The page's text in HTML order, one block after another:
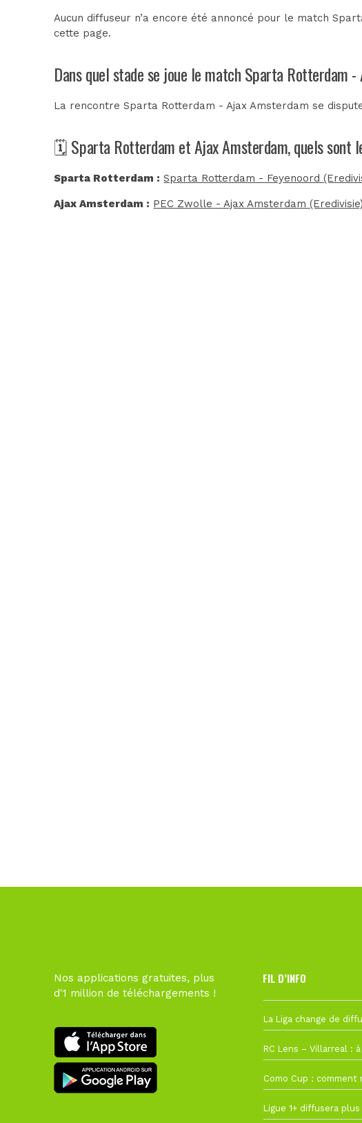
Aucun diffuseur n’a encore été annoncé pour le match
cette page.
Dans quel stade se joue le match Sparta Rotterdam
La rencontre Sparta Rotterdam - Ajax Amsterdam se
🗓️ Sparta Rotterdam et Ajax Amsterdam, quels sont
Sparta Rotterdam : Sparta Rotterdam - Feyenoord
Ajax Amsterdam : PEC Zwolle - Ajax Amsterdam (Eredivisie)
Nos applications gratuites, plus
d'1 million de téléchargements !
FIL D’INFO